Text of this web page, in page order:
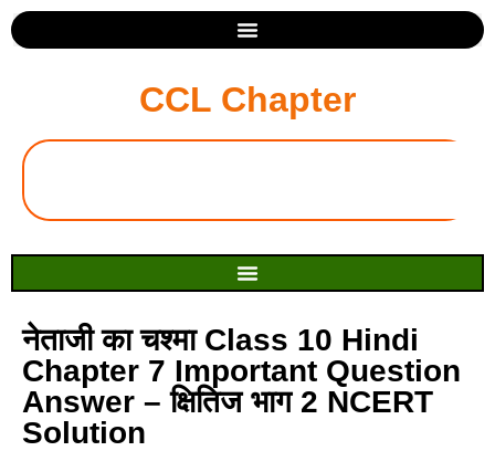
CCL Chapter
नेताजी का चश्मा Class 10 Hindi
Chapter 7 Important Question
Answer – क्षितिज भाग 2 NCERT
Solution